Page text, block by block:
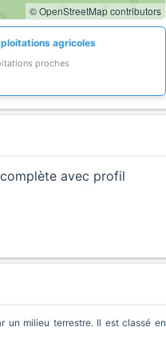
© OpenStreetMap contributors
agricoles
proches
avec profil
un milieu terrestre. Il est classé en